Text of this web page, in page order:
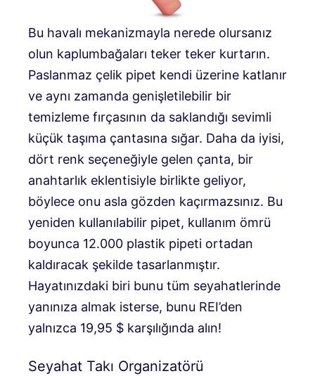
Bu havalı mekanizmayla nerede olursanız
olun kaplumbağaları teker teker kurtarın.
Paslanmaz çelik pipet kendi üzerine katlanır
ve aynı zamanda genişletilebilir bir
temizleme fırçasının da saklandığı sevimli
küçük taşıma çantasına sığar. Daha da iyisi,
dört renk seçeneğiyle gelen çanta, bir
anahtarlık eklentisiyle birlikte geliyor,
böylece onu asla gözden kaçırmazsınız. Bu
yeniden kullanılabilir pipet, kullanım ömrü
boyunca 12.000 plastik pipeti ortadan
kaldıracak şekilde tasarlanmıştır.
Hayatınızdaki biri bunu tüm seyahatlerinde
yanınıza almak isterse, bunu REI’den
yalnızca 19,95 $ karşılığında alın!
Seyahat Takı Organizatörü